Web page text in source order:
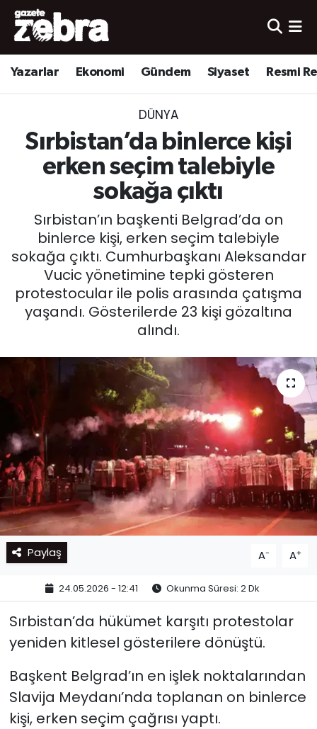
Yazarlar Ekonomi Gündem Siyaset Resmi
DÜNYA
Sırbistan’da binlerce kişi
erken seçim talebiyle
sokağa çıktı
Sırbistan’ın başkenti Belgrad’da on
binlerce kişi, erken seçim talebiyle
sokağa çıktı. Cumhurbaşkanı Aleksandar
Vucic yönetimine tepki gösteren
protestocular ile polis arasında çatışma
yaşandı. Gösterilerde 23 kişi gözaltına
alındı.
Paylaş A- A+
24.05.2026 - 12:41 Okunma Süresi: 2 Dk
Sırbistan’da hükümet karşıtı protestolar
yeniden kitlesel gösterilere dönüştü.
Başkent Belgrad’ın en işlek noktalarından
Slavija Meydanı’nda toplanan on binlerce
kişi, erken seçim çağrısı yaptı.
Yazarlar
Ekonomi
Yerel
Nöbetçi Eczaneler
Hava Durumu
Süper Lig Puan Durumu ve Fikstür
Tüm Manşetler
Son Dakika Haberleri
Haber Arşivi